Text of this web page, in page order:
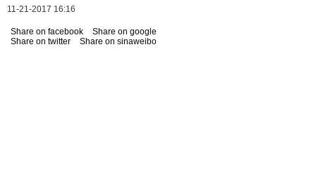
11-21-2017 16:16
Share on facebook
Share on google
Share on twitter
Share on sinaweibo